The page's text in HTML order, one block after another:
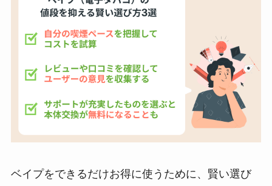
ベイプをできるだけお得に使うために、賢い選び